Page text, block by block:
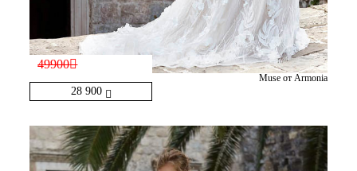
28 900
49900
Muse от Armonia